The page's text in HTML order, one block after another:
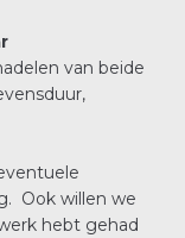
van beide
Ook willen we
hebt gehad